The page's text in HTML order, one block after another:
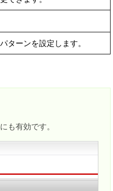
ターンを設定します。
も有効です。